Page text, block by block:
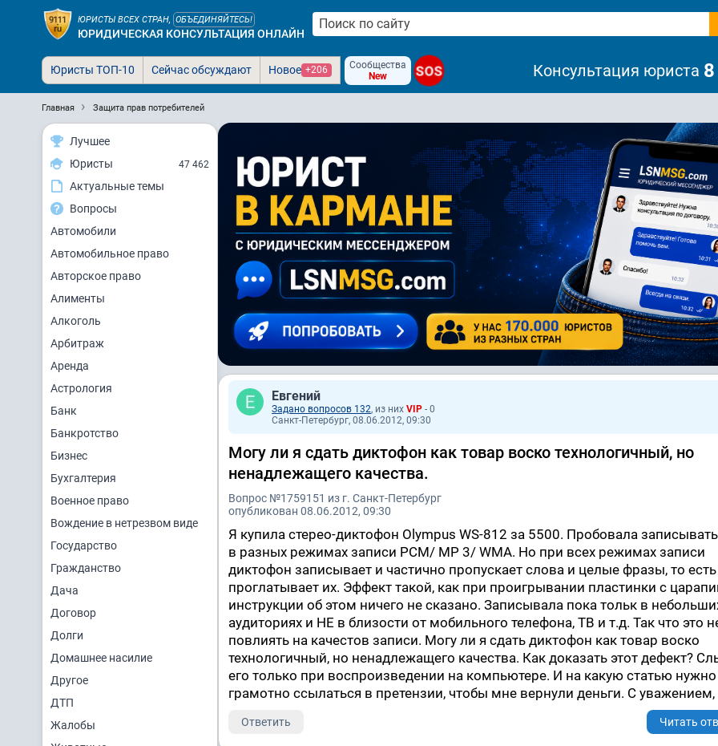
ЮРИСТЫ ВСЕХ СТРАН, ОБЪЕДИНЯЙТЕСЬ!
ЮРИДИЧЕСКАЯ КОНСУЛЬТАЦИЯ ОНЛАЙН
Юристы ТОП-10 Сейчас обсуждают Новое +206
Сообщества
New
SOS Консультация юриста
Главная Защита прав потребителей
Лучшее
Юристы
47 462
Актуальные темы
Вопросы
Автомобили
Автомобильное право
Авторское право
Алименты
Алкоголь
Арбитраж
Аренда
Астрология
Банк
Банкротство
Бизнес
Бухгалтерия
Военное право
Вождение в нетрезвом виде
Государство
Гражданство
Дача
Договор
Долги
Домашнее насилие
Другое
ДТП
Жалобы
Евгений
Задано вопросов 132, из них VIP - 0
Санкт-Петербург, 08.06.2012, 09:30
Могу ли я сдать диктофон как товар воско технологичный, но
ненадлежащего качества.
Вопрос №1759151 из г. Санкт-Петербург
опубликован 08.06.2012, 09:30
Я купила стерео-диктофон Olympus WS-812 за 5500. Пробовала
в разных режимах записи РСМ/ МР 3/ WMA. Но при всех режимах записи
диктофон записывает и частично пропускает слова и целые фразы, то
проглатывает их. Эффект такой, как при проигрывании пластинки с
инструкции об этом ничего не сказано. Записывала пока тольк в
аудиториях и НЕ в близости от мобильного телефона, ТВ и т.д. Так что это
повлиять на качестов записи. Могу ли я сдать диктофон как товар воско
технологичный, но ненадлежащего качества. Как доказать этот дефект?
его только при воспроизведении на компьютере. И на какую статью нужно
грамотно ссылаться в претензии, чтобы мне вернули деньги. С уважением,
Ответить Читать